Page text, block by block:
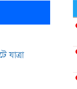
যাত্রা